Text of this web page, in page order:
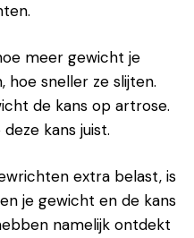
meer gewicht je
sneller ze slijten.
de kans op artrose.
kans juist.
extra belast, is
je gewicht en de kans
namelijk ontdekt